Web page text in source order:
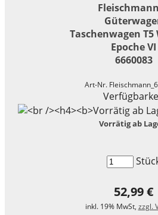
Taschenwagen T5
Epoche VI
6660083
Art-Nr.
Vorrätig ab
52,99 €
inkl. 19% MwSt, zzgl.